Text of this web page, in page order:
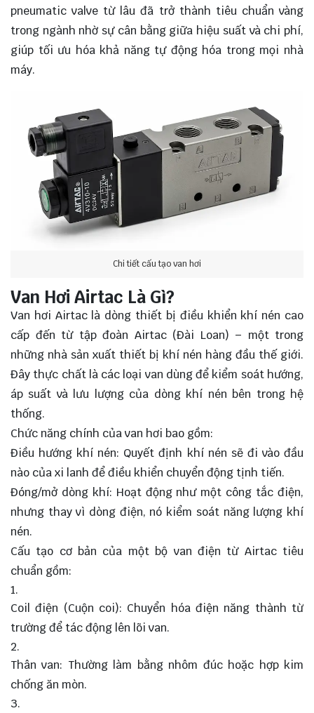
pneumatic valve từ lâu đã trở thành tiêu chuẩn vàng
trong ngành nhờ sự cân bằng giữa hiệu suất và chi phí,
giúp tối ưu hóa khả năng tự động hóa trong mọi nhà
máy.
Chi tiết cấu tạo van hơi
Van Hơi Airtac Là Gì?
Van hơi Airtac là dòng thiết bị điều khiển khí nén cao
cấp đến từ tập đoàn Airtac (Đài Loan) – một trong
những nhà sản xuất thiết bị khí nén hàng đầu thế giới.
Đây thực chất là các loại van dùng để kiểm soát hướng,
áp suất và lưu lượng của dòng khí nén bên trong hệ
thống.
Chức năng chính của van hơi bao gồm:
Điều hướng khí nén: Quyết định khí nén sẽ đi vào đầu
nào của xi lanh để điều khiển chuyển động tịnh tiến.
Đóng/mở dòng khí: Hoạt động như một công tắc điện,
nhưng thay vì dòng điện, nó kiểm soát năng lượng khí
nén.
Cấu tạo cơ bản của một bộ van điện từ Airtac tiêu
chuẩn gồm:
Coil điện (Cuộn coi): Chuyển hóa điện năng thành từ
trường để tác động lên lõi van.
Thân van: Thường làm bằng nhôm đúc hoặc hợp kim
chống ăn mòn.